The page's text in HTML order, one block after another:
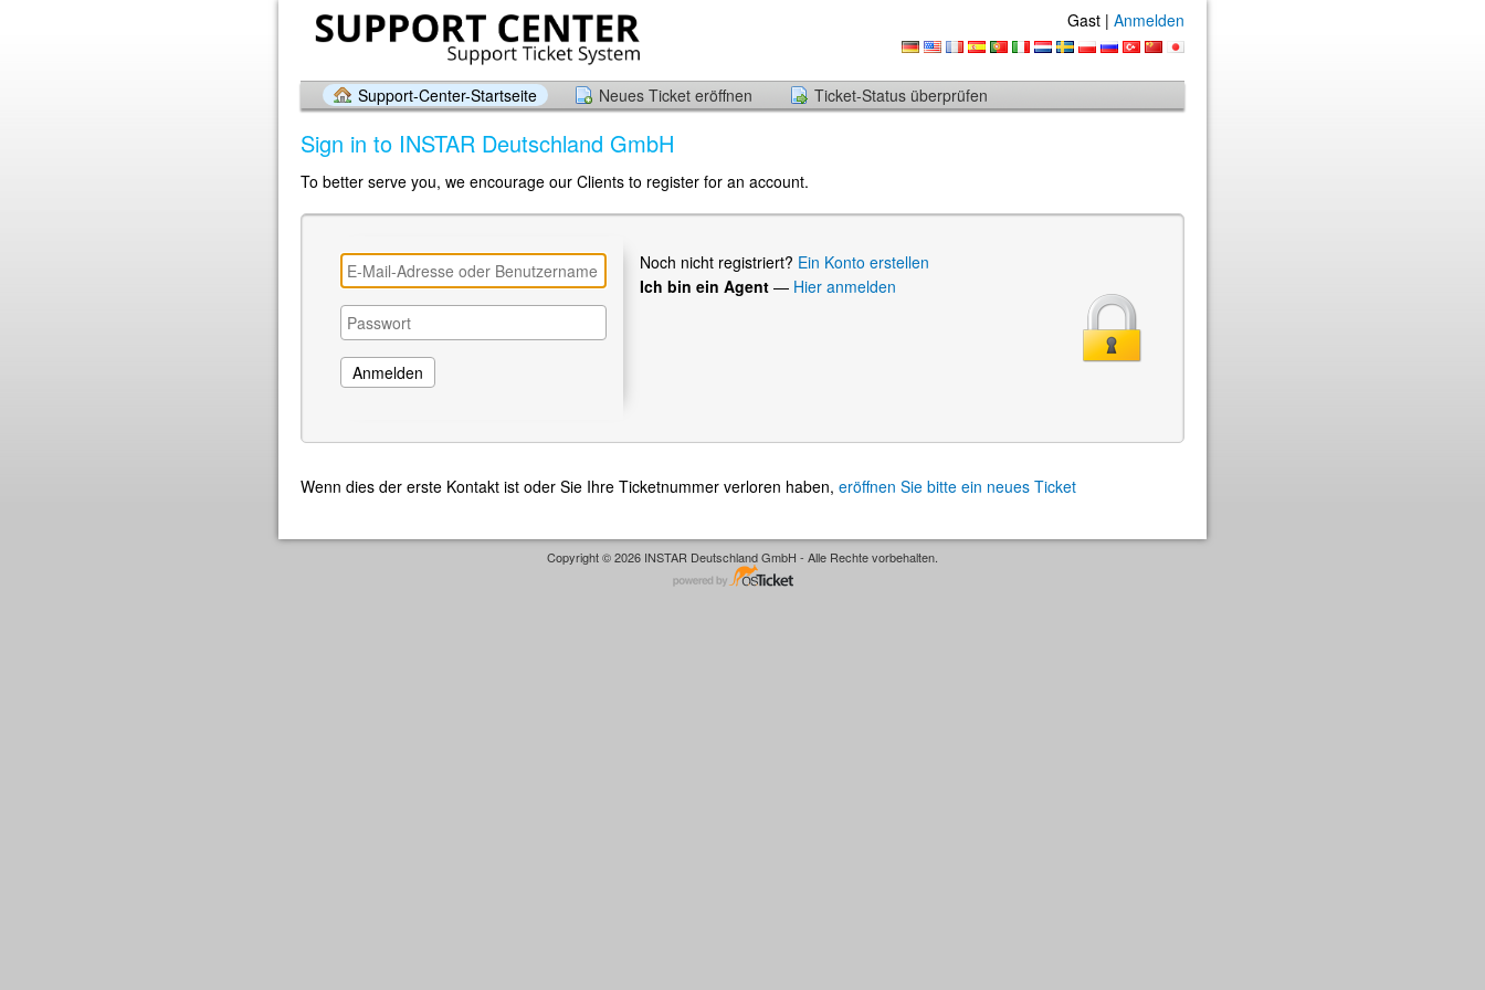
Gast | Anmelden
Support-Center-Startseite Neues Ticket eröffnen Ticket-Status überprüfen
Sign in to INSTAR Deutschland GmbH
To better serve you, we encourage our Clients to register for an account.
Noch nicht registriert? Ein Konto erstellen
Ich bin ein Agent — Hier anmelden
Wenn dies der erste Kontakt ist oder Sie Ihre Ticketnummer verloren haben, eröffnen Sie bitte ein neues Ticket
Copyright © 2026 INSTAR Deutschland GmbH - Alle Rechte vorbehalten.